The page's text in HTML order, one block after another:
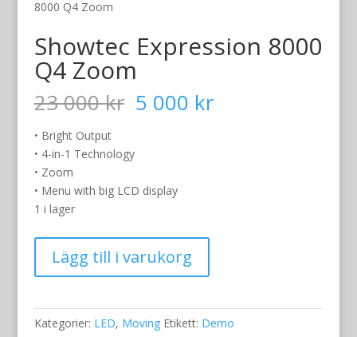
8000 Q4 Zoom
Showtec Expression 8000
Q4 Zoom
23 000kr Det
ursprungliga
var:
000 kr.
5 000 krDet
• Bright Output
• 4-in-1 Technology
• Zoom
• Menu with big LCD display
1 i lager
Expression
8000
Zoom
Lägg till i varukorg
Kategorier: LED, Moving Etikett: Demo